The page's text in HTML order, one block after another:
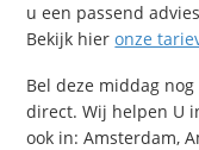
u een passend
Bekijk hieronze
Bel deze middag
direct. Wij helpen U
ook in: Amsterdam,